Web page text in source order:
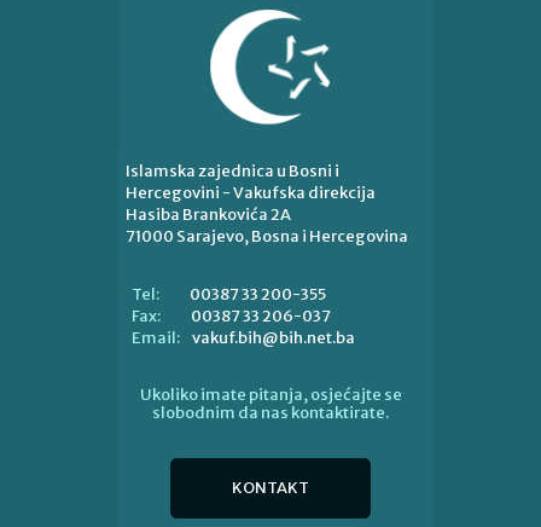
Islamska zajednica u Bosni i
Hercegovini - Vakufska direkcija
Hasiba Brankovića 2A
71000 Sarajevo, Bosna i Hercegovina
Tel:
00387 33 200-355
Fax:
00387 33 206-037
Email: vakuf.bih@bih.net.ba
Ukoliko imate pitanja, osjećajte se
slobodnim da nas kontaktirate.
KONTAKT